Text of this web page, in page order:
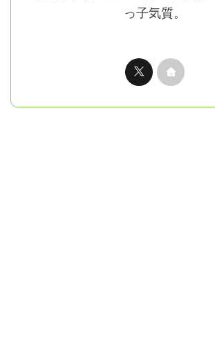
っ子気質。